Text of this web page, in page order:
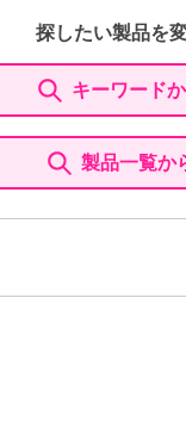
探したい製品を
キーワード
製品一覧か